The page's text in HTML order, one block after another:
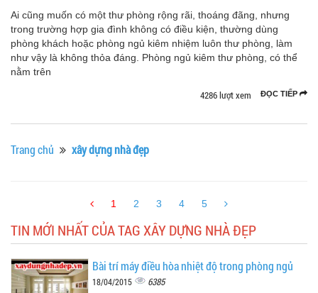
Ai cũng muốn có một thư phòng rộng rãi, thoáng đãng, nhưng
trong trường hợp gia đình không có điều kiện, thường dùng
phòng khách hoặc phòng ngủ kiêm nhiệm luôn thư phòng, làm
như vậy là không thỏa đáng. Phòng ngủ kiêm thư phòng, có thể
nằm trên
ĐỌC TIẾP
4286 lượt xem
Trang chủ xây dựng nhà đẹp
1 2 3 4 5
TIN MỚI NHẤT CỦA TAG XÂY DỰNG NHÀ ĐẸP
Bài trí máy điều hòa nhiệt độ trong phòng ngủ
18/04/2015 6385